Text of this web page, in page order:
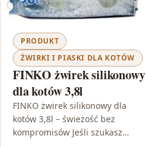
PRODUKT
ŻWIRKI I PIASKI DLA KOTÓW
FINKO żwirek silikonowy
dla kotów 3,8l
FINKO żwirek silikonowy dla
kotów 3,8l – świeżość bez
kompromisów Jeśli szukasz